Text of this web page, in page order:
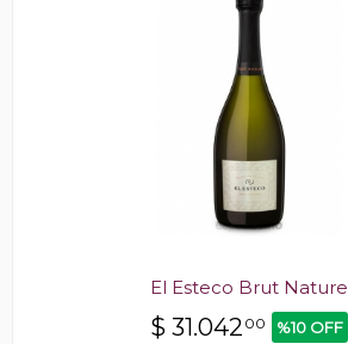
El Esteco Brut Nature
$ 31.042 00 %10 OFF